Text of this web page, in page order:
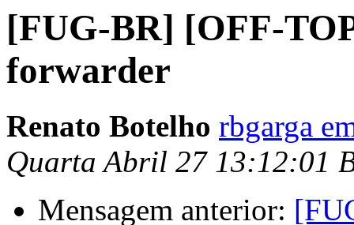
[FUG-BR] [OFF-
forwarder
Renato Botelho rbgarga
Quarta Abril 27 13:12:01
Mensagem anterior: